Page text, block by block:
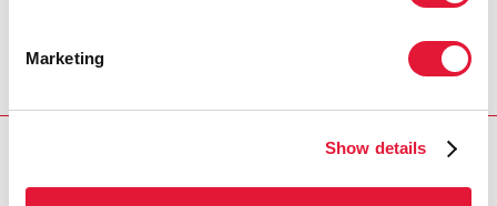
Marketing
Show details